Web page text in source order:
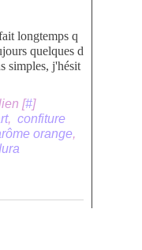
longtemps q
quelques d
simples, j'hésit
[#]
, confiture
orange,